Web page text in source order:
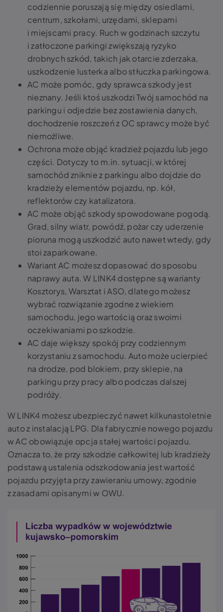
codziennie poruszają się między osiedlami,
centrum, szkołami, urzędami, sklepami
i miejscami pracy. Ruch w godzinach szczytu
i zatłoczone parkingi zwiększają ryzyko
drobnych szkód, takich jak otarcie zderzaka,
uszkodzenie lusterka albo stłuczka parkingowa.
AC może pomóc, gdy sprawca szkody jest
nieznany. Jeśli ktoś uszkodzi Twój samochód na
parkingu i odjedzie bez zostawienia danych,
dochodzenie roszczeń z OC sprawcy może być
niemożliwe.
Ochrona może objąć kradzież pojazdu lub jego
części. Dotyczy to m.in. sytuacji, w której
samochód zniknie z parkingu albo dojdzie do
kradzieży elementów pojazdu, np. kół,
reflektorów czy katalizatora.
AC może objąć szkody spowodowane pogodą.
Grad, silny wiatr, powódź, pożar czy uderzenie
pioruna mogą uszkodzić auto nawet wtedy, gdy
stoi zaparkowane.
Wariant AC możesz dopasować do sposobu
naprawy auta. W LINK4 dostępne są warianty
Kosztorys, Warsztat i ASO, dlatego możesz
wybrać rozwiązanie zgodne z wiekiem
samochodu, jego wartością oraz swoimi
oczekiwaniami po szkodzie.
AC daje większy spokój przy codziennym
korzystaniu z samochodu. Auto może ucierpieć
na drodze, pod blokiem, przy sklepie, na
parkingu przy pracy albo podczas dalszej
podróży.
W LINK4 możesz ubezpieczyć nawet kilkunastoletnie
auto z instalacją LPG. Dla fabrycznie nowego pojazdu
w AC obowiązuje opcja stałej wartości pojazdu.
Oznacza to, że przy szkodzie całkowitej lub kradzieży
podstawą ustalenia odszkodowania jest wartość
pojazdu przyjęta przy zawieraniu umowy, zgodnie
z zasadami opisanymi w OWU.